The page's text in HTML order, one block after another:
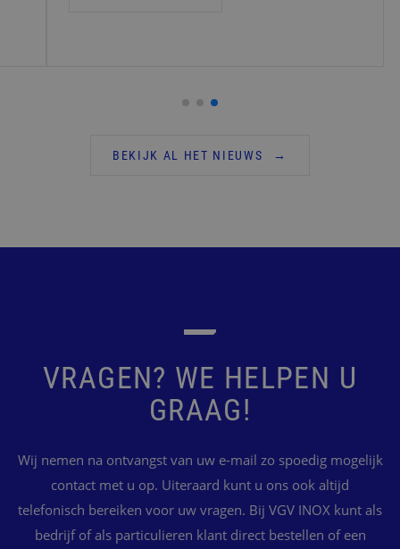
BEKIJK AL HET NIEUWS
VRAGEN? WE HELPEN U
GRAAG!
Wij nemen na ontvangst van uw e-mail zo spoedig mogelijk
contact met u op. Uiteraard kunt u ons ook altijd
telefonisch bereiken voor uw vragen. Bij VGV INOX kunt als
bedrijf of als particulieren klant direct bestellen of een